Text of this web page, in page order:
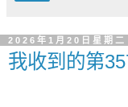
2026年1月20日星期二
我收到的第